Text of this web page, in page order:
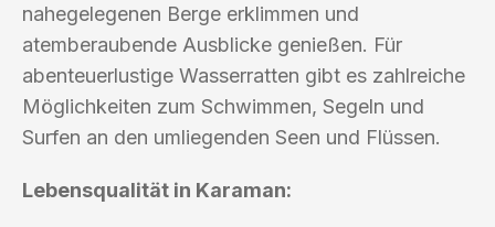
nahegelegenen Berge erklimmen und
atemberaubende Ausblicke genießen. Für
abenteuerlustige Wasserratten gibt es zahlreiche
Möglichkeiten zum Schwimmen, Segeln und
Surfen an den umliegenden Seen und Flüssen.
Lebensqualität in Karaman: